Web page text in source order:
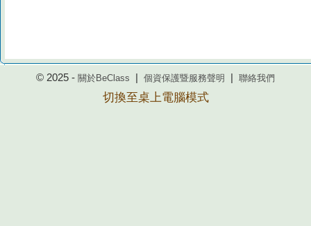
© 2025 - 關於BeClass 個資保護暨服務聲明 聯絡我們
切換至桌上電腦模式